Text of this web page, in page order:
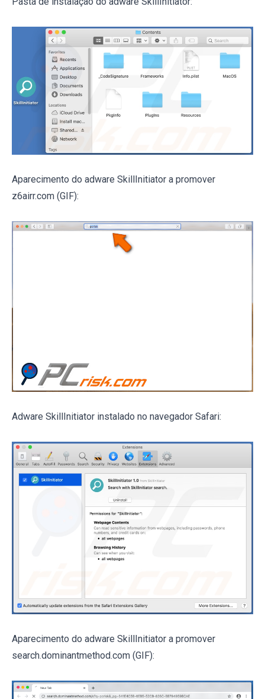
Aparecimento do adware SkillInitiator a promover
z6airr.com (GIF):
Adware SkillInitiator instalado no navegador Safari:
Aparecimento do adware SkillInitiator a promover
search.dominantmethod.com (GIF):